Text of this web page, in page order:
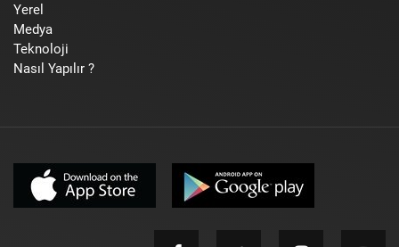
Yerel
Medya
Teknoloji
Nasıl Yapılır ?